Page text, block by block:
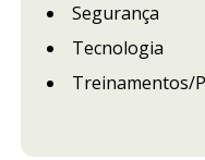
Segurança
Tecnologia
Treinamentos/